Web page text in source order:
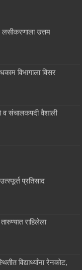
उत्तम
विभागाला विसर
व संचालकपदी वैशाली
प्रतिसाद
राहिलेला
विद्यार्थ्यांना रेनकोट,